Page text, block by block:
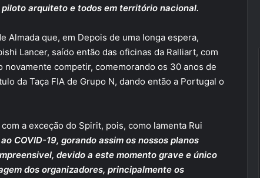
arquiteto e todos em território nacional.
Almada que, em Depois de uma longa espera,
Lancer, saído então das oficinas da Ralliart, com
novamente competir, comemorando os 30 anos de
da Taça FIA de Grupo N, dando então a Portugal o
a exceção do Spirit, pois, como lamenta Rui
COVID-19, gorando assim os nossos planos
devido a este momento grave e único
dos organizadores, principalmente os